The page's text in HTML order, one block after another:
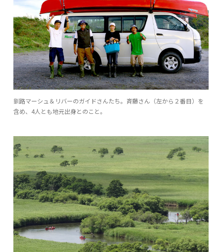
釧路マーシュ＆リバーのガイドさんたち。斉藤さん（左から２番目）を
含め、4人とも地元出身とのこと。